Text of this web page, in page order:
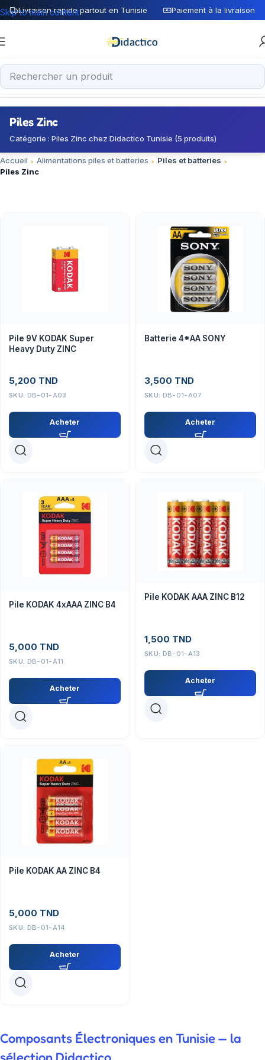
Livraison rapide partout en Tunisie Paiement à la livraison
Skip to main content
Piles Zinc
Catégorie : Piles Zinc chez Didactico Tunisie (5 produits)
Accueil Alimentations piles et batteries
Piles et batteries
Piles Zinc
Pile 9V KODAK Super
Heavy Duty ZINC
5,200 TND
SKU: DB-01-A03
Acheter
Batterie 4*AA SONY
3,500 TND
SKU: DB-01-A07
Acheter
Pile KODAK 4xAAA ZINC B4
5,000 TND
SKU: DB-01-A11
Acheter
Pile KODAK AAA ZINC B12
1,500 TND
SKU: DB-01-A13
Acheter
Pile KODAK AA ZINC B4
5,000 TND
SKU: DB-01-A14
Acheter
Composants Électroniques en Tunisie — la
sélection Didactico